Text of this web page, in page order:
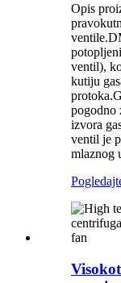
Opis
ventil),
kutiju
pogodno
izvora
ventil je
mlaznog